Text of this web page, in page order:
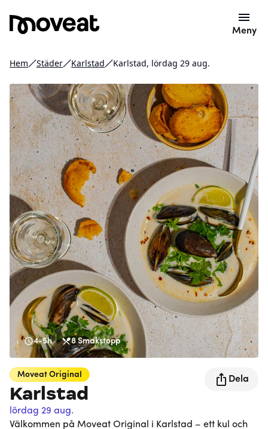
Meny
Hem Städer Karlstad Karlstad, lördag 29 aug.
4-5h 8 Smakstopp
Moveat Original
Karlstad
lördag 29 aug.
Dela
Välkommen på Moveat Original i Karlstad – ett kul och